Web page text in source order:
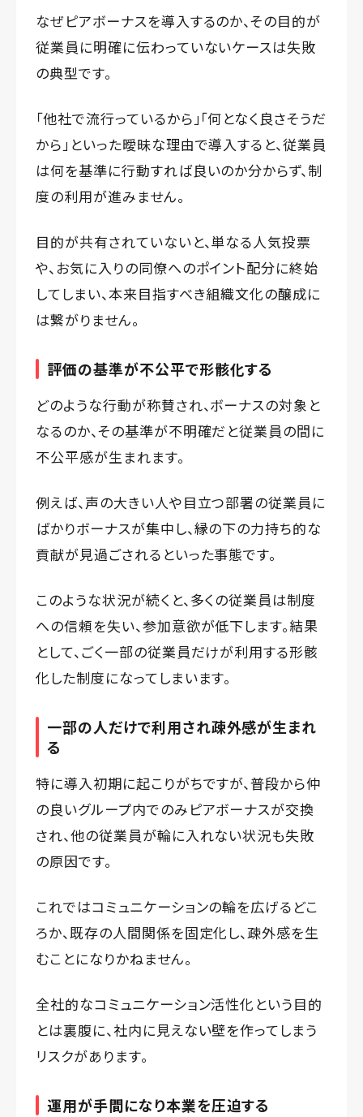
なぜピアボーナスを導入するのか、その目的が
従業員に明確に伝わっていないケースは失敗
の典型です。
「他社で流行っているから」「何となく良さそうだ
から」といった曖昧な理由で導入すると、従業員
は何を基準に行動すれば良いのか分からず、制
度の利用が進みません。
目的が共有されていないと、単なる人気投票
や、お気に入りの同僚へのポイント配分に終始
してしまい、本来目指すべき組織文化の醸成に
は繋がりません。
評価の基準が不公平で形骸化する
どのような行動が称賛され、ボーナスの対象と
なるのか、その基準が不明確だと従業員の間に
不公平感が生まれます。
例えば、声の大きい人や目立つ部署の従業員に
ばかりボーナスが集中し、縁の下の力持ち的な
貢献が見過ごされるといった事態です。
このような状況が続くと、多くの従業員は制度
への信頼を失い、参加意欲が低下します。結果
として、ごく一部の従業員だけが利用する形骸
化した制度になってしまいます。
一部の人だけで利用され疎外感が生まれ
る
特に導入初期に起こりがちですが、普段から仲
の良いグループ内でのみピアボーナスが交換
され、他の従業員が輪に入れない状況も失敗
の原因です。
これではコミュニケーションの輪を広げるどこ
ろか、既存の人間関係を固定化し、疎外感を生
むことになりかねません。
全社的なコミュニケーション活性化という目的
とは裏腹に、社内に見えない壁を作ってしまう
リスクがあります。
運用が手間になり本業を圧迫する